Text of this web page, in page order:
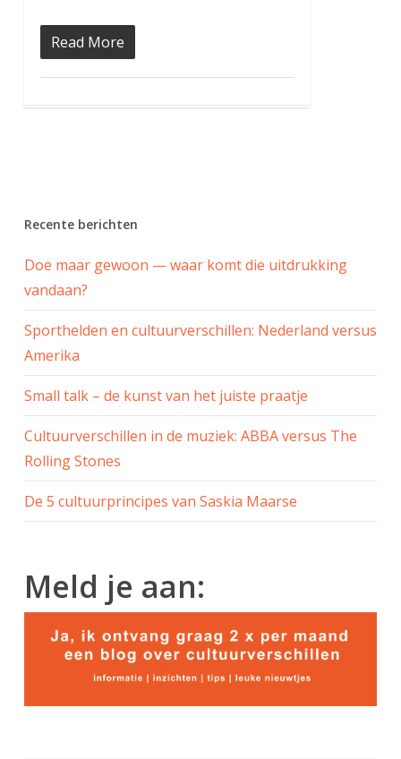
Read More
Recente berichten
Doe maar gewoon — waar komt die uitdrukking
vandaan?
Sporthelden en cultuurverschillen: Nederland versus
Amerika
Small talk – de kunst van het juiste praatje
Cultuurverschillen in de muziek: ABBA versus The
Rolling Stones
De 5 cultuurprincipes van Saskia Maarse
Meld je aan: